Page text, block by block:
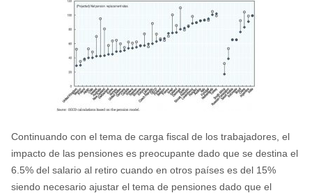
Continuando con el tema de carga fiscal de los trabajadores, el
impacto de las pensiones es preocupante dado que se destina el
6.5% del salario al retiro cuando en otros países es del 15%
siendo necesario ajustar el tema de pensiones dado que el